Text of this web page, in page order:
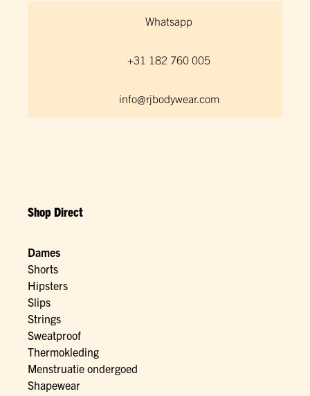
Whatsapp
+31 182 760 005
info@rjbodywear.com
Shop Direct
Dames
Shorts
Hipsters
Slips
Strings
Sweatproof
Thermokleding
Menstruatie ondergoed
Shapewear